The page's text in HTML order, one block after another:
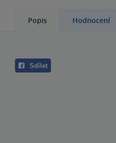
Popis Hodnocení
Sdílet